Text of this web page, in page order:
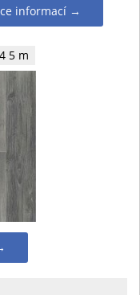
informací →
5 m